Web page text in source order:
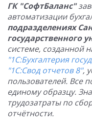
ГК "СофтБаланс"
автоматизации
подразделениях
государственного
системе, созданной
"1С:Бухгалтерия
"1С:Свод отчетов 8",
пользователей. Все
единому образцу.
трудозатраты по
отчётности.